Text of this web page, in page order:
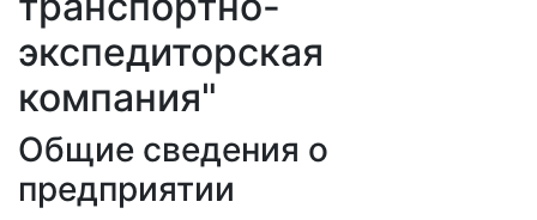
экспедиторская
компания"
Общие сведения о
предприятии